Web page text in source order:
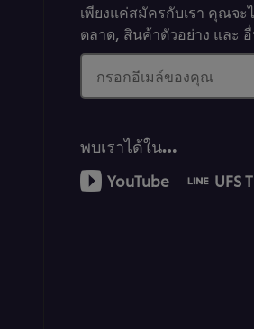
เพียงแค่สมัครกับเรา คุณจ
ตลาด, สินค้าตัวอย่าง และ
กรอกอีเมล์ของคุณ
พบเราได้ใน…
YouTube UFS